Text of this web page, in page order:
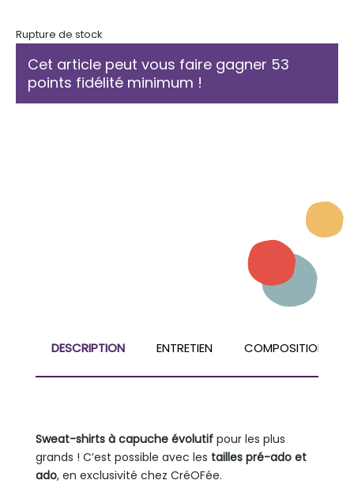
Rupture de stock
Cet article peut vous faire gagner 53
points fidélité minimum !
DESCRIPTION ENTRETIEN COMPOSITION
Sweat-shirts à capuche évolutifpour les plus
grands ! C’est possible avec les tailles pré-ado et
ado, en exclusivité chez CréOFée.